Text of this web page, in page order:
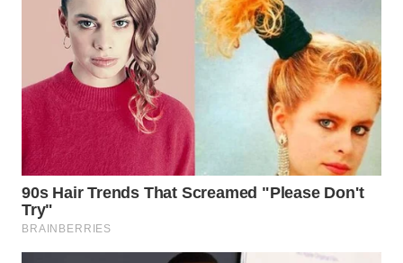
WN
NATUNA
WN
BINTAN
WN
MANDALIKA
WN